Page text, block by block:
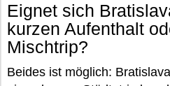
Eignet sich
kurzen Aufenthalt
Mischtrip?
Beides ist möglich: